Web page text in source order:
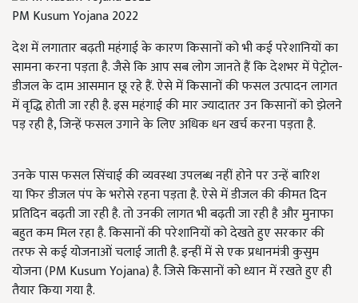
PM Kusum Yojana 2022
देश में लगातार बढ़ती महंगाई के कारण किसानों को भी कई परेशानियों का
सामना करना पड़ता है. जैसे कि आप सब लोग जानते हैं कि देशभर में पेट्रोल-
डीजल के दाम आसमान छू रहे हैं. ऐसे में किसानों की फसल उत्पादन लागत
में वृद्धि होती जा रही है. इस महंगाई की मार ज्यादातर उन किसानों को झेलने
पड़ रही है, जिन्हें फसल उगाने के लिए अधिक धन खर्च करना पड़ता है.
उनके पास फसल सिंचाई की व्यवस्था उपलब्ध नहीं होने पर उन्हें बारिश
या फिर डीजल पंप के भरोसे रहना पड़ता है. ऐसे में डीजल की कीमत दिन
प्रतिदिन बढ़ती जा रही है. तो उनकी लागत भी बढ़ती जा रही है और मुनाफा
बहुत कम मिल रहा है. किसानों की परेशानियों को देखते हुए सरकार की
तरफ से कई योजनाओं चलाई जाती है. इन्हीं में से एक प्रधानमंत्री कुसुम
योजना (PM Kusum Yojana) है. जिसे किसानों को ध्यान में रखते हुए ही
तैयार किया गया है.